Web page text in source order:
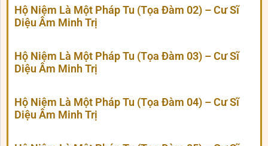
Hộ Niệm Là Một Pháp Tu (Tọa Đàm 02) – Cư Sĩ
Diệu Âm Minh Trị
Hộ Niệm Là Một Pháp Tu (Tọa Đàm 03) – Cư Sĩ
Diệu Âm Minh Trị
Hộ Niệm Là Một Pháp Tu (Tọa Đàm 04) – Cư Sĩ
Diệu Âm Minh Trị